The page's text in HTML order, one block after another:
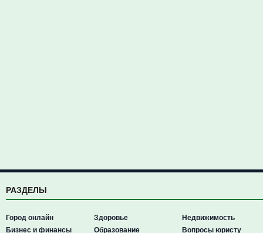
РАЗДЕЛЫ
Город онлайн
Бизнес и финансы
Здоровье
Образование
Недвижимость
Вопросы юристу